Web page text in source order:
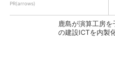
PR(arrows)
鹿島が演算工房
の建設ICTを内製